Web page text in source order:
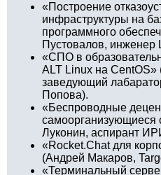
«Построение
инфраструктуры на
программного
Пустовалов,
«СПО в
ALT Linux на CentOS»
заведующий
Попова).
«Беспроводные
самоорганизующиеся
Луконин, аспирант
«Rocket.Сhat для
(Андрей Макаров,
«Терминальный